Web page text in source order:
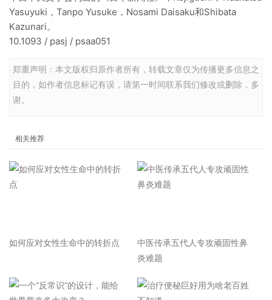
Yasuyuki，Tanpo Yusuke，Nosami Daisaku和Shibata
Kazunari。
10.1093 / pasj / psaa051
郑重声明：本文版权归原作者所有，转载文章仅为传播更多信息之
目的，如作者信息标记有误，请第一时间联系我们修改或删除，多
谢。
相关推荐
如何应对女性生命中的转折点
中医传承五代人专攻顽固性鼻
炎难题